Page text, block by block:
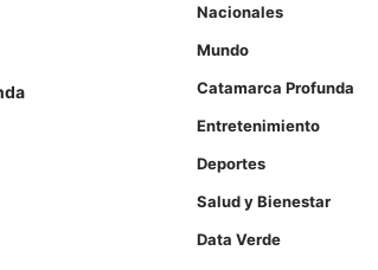
Nacionales
Mundo
Catamarca Profunda
Entretenimiento
Deportes
Salud y Bienestar
Data Verde